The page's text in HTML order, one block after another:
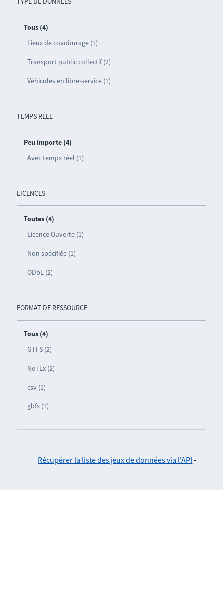
Tous (4)
Lieux de covoiturage (1)
Transport public collectif (2)
Véhicules en libre-service (1)
TEMPS RÉEL
Peu importe (4)
Avec temps réel (1)
LICENCES
Toutes (4)
Licence Ouverte (1)
Non spécifiée (1)
ODbL (2)
FORMAT DE RESSOURCE
Tous (4)
GTFS (2)
NeTEx (2)
csv (1)
gbfs (1)
Récupérer la liste des jeux de données via l'API -